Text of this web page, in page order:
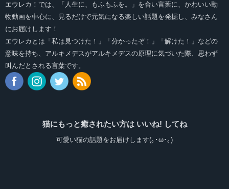
エウレカ！では、「人生に、もふもふを。」を合い言葉に、かわいい動
物動画を中心に、見るだけで元気になる楽しい話題を発掘し、みなさん
にお届けします！
エウレカとは「私は見つけた！」「分かったぞ！」「解けた！」などの
意味を持ち、アルキメデスがアルキメデスの原理に気づいた際、思わず
叫んだとされる言葉です。
猫にもっと癒されたい方は いいね! してね
可愛い猫の話題をお届けします(｡･ω･｡)